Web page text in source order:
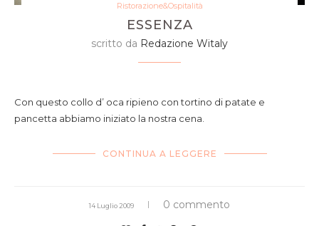
Ristorazione&Ospitalità
ESSENZA
scritto da Redazione Witaly
collo d
Con questo collo d’ oca ripieno con tortino di patate e
pancetta abbiamo iniziato la nostra cena.
CONTINUA A LEGGERE
14 Luglio 2009 0 commento